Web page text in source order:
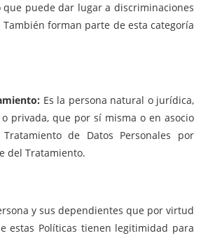
puede dar lugar a discriminaciones
forman parte de esta categoría
Es la persona natural o jurídica,
privada, que por sí misma o en asocio
de Datos Personales por
del Tratamiento.
y sus dependientes que por virtud
estas Políticas tienen legitimidad para